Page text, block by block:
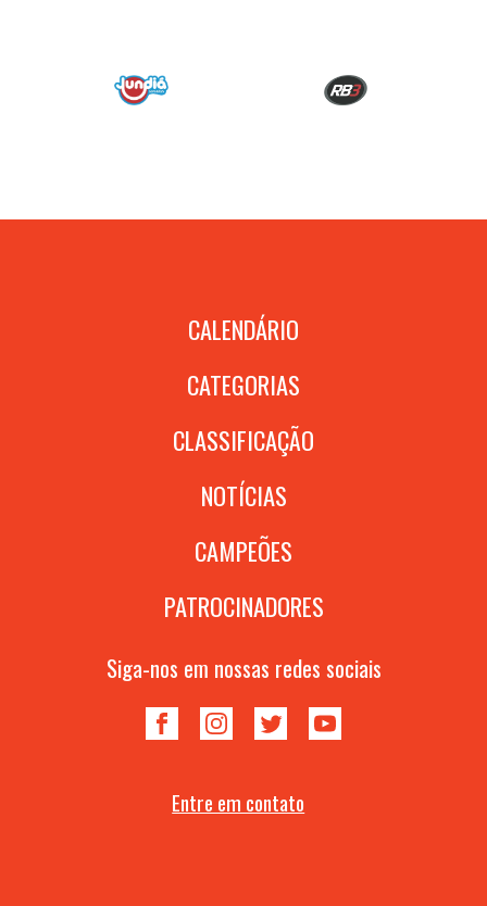
CALENDÁRIO
CATEGORIAS
CLASSIFICAÇÃO
NOTÍCIAS
CAMPEÕES
PATROCINADORES
Siga-nos em nossas redes sociais
Entre em contato